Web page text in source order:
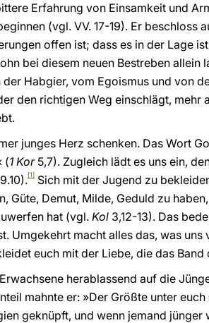
Erfahrung von Einsamkeit und
(vgl. VV. 17-19). Er beschloss
offen ist; dass es in der Lage
bei diesem neuen Bestreben allein
Habgier, vom Egoismus und von
den richtigen Weg einschlägt, mehr
junges Herz schenken. Das Wort
(1 Kor5,7). Zugleich lädt es uns ein,
[1] Sich mit der Jugend zu
Güte, Demut, Milde, Geduld zu
hat (vgl. Kol 3,12-13). Das
Umgekehrt macht alles das, was uns
euch mit der Liebe, die das
herablassend auf die
mahnte er: »Der Größte unter
geknüpft, und wenn jemand jünger